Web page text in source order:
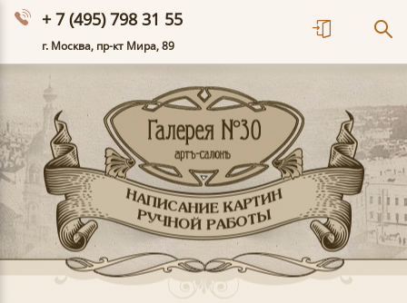
+ 7 (495) 798 31 55
г. Москва, пр-кт Мира, 89